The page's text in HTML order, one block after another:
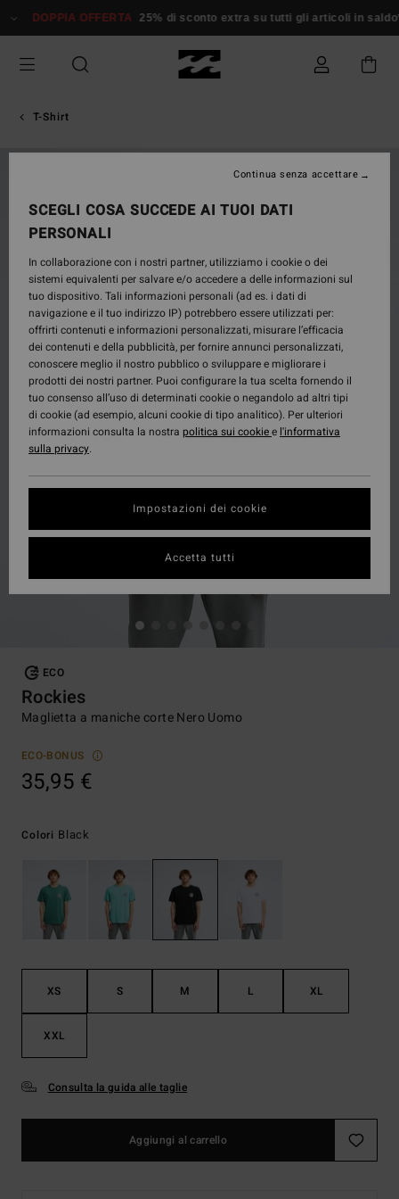
alle
prodotto
DOPPIA OFFERTA 25% di sconto extra su tutti gli articoli in saldo*
T-Shirt
ECO
Rockies
Maglietta a maniche corte Nero Uomo
ECO-BONUS
35,95 €
Colori Black
XS S M L XL
XXL
Consulta la guida alle taglie
Aggiungi al carrello
SCEGLI COSA SUCCEDE AI TUOI DATI
PERSONALI
In collaborazione con i nostri partner, utilizziamo i cookie o dei
sistemi equivalenti per salvare e/o accedere a delle informazioni sul
tuo dispositivo. Tali informazioni personali (ad es. i dati di
navigazione e il tuo indirizzo IP) potrebbero essere utilizzati per:
offrirti contenuti e informazioni personalizzati, misurare l’efficacia
dei contenuti e della pubblicità, per fornire annunci personalizzati,
conoscere meglio il nostro pubblico o sviluppare e migliorare i
prodotti dei nostri partner. Puoi configurare la tua scelta fornendo il
tuo consenso all’uso di determinati cookie o negandolo ad altri tipi
di cookie (ad esempio, alcuni cookie di tipo analitico). Per ulteriori
informazioni consulta la nostra politica sui cookiee l'informativa
sulla privacy.
Impostazioni dei cookie
Continua senza accettare
Accetta tutti